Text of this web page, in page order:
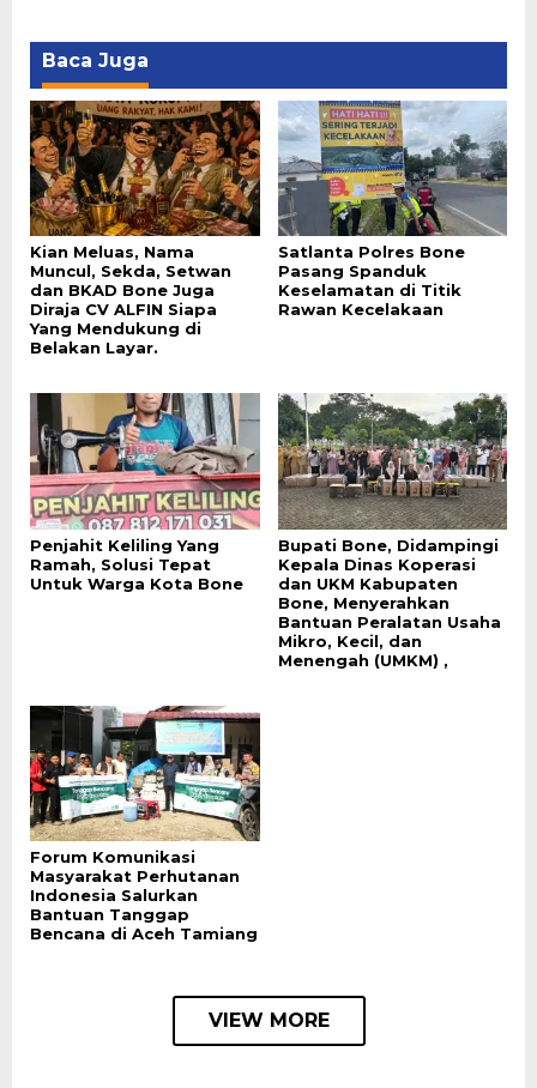
Baca Juga
Kian Meluas, Nama
Muncul, Sekda, Setwan
dan BKAD Bone Juga
Diraja CV ALFIN Siapa
Yang Mendukung di
Belakan Layar.
Satlanta Polres Bone
Pasang Spanduk
Keselamatan di Titik
Rawan Kecelakaan
Penjahit Keliling Yang
Ramah, Solusi Tepat
Untuk Warga Kota Bone
Bupati Bone, Didampingi
Kepala Dinas Koperasi
dan UKM Kabupaten
Bone, Menyerahkan
Bantuan Peralatan Usaha
Mikro, Kecil, dan
Menengah (UMKM) ,
Forum Komunikasi
Masyarakat Perhutanan
Indonesia Salurkan
Bantuan Tanggap
Bencana di Aceh Tamiang
VIEW MORE